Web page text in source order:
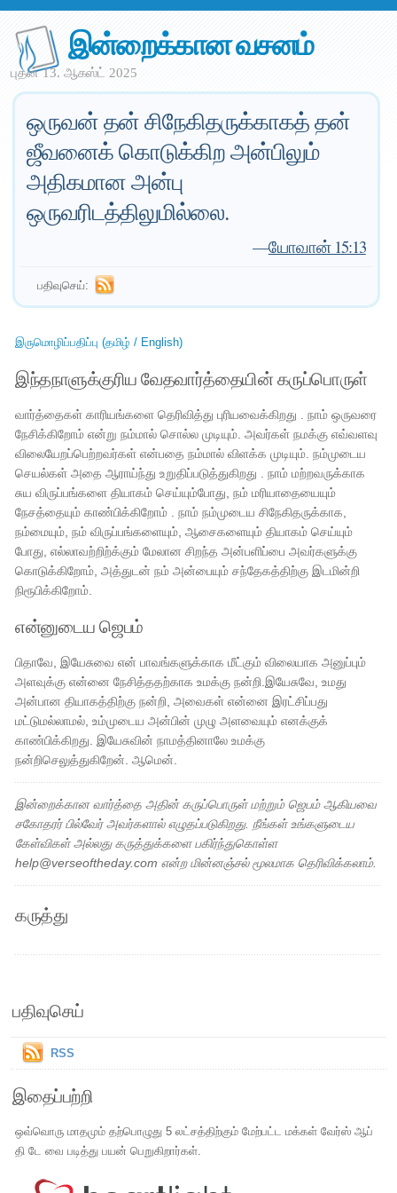
இன்றைக்கான வசனம்
புதன் 13. ஆகஸ்ட் 2025
ஒருவன் தன் சிநேகிதருக்காகத் தன்
ஜீவனைக் கொடுக்கிற அன்பிலும்
அதிகமான அன்பு
ஒருவரிடத்திலுமில்லை.
—யோவான் 15:13
பதிவுசெய்:
இருமொழிப்பதிப்பு (தமிழ் / English)
இந்தநாளுக்குரிய வேதவார்த்தையின் கருப்பொருள்
வார்த்தைகள் காரியங்களை தெரிவித்து புரியவைக்கிறது . நாம் ஒருவரை
நேசிக்கிறோம் என்று நம்மால் சொல்ல முடியும். அவர்கள் நமக்கு எவ்வளவு
விலையேறப்பெற்றவர்கள் என்பதை நம்மால் விளக்க முடியும். நம்முடைய
செயல்கள் அதை ஆராய்ந்து உறுதிப்படுத்துகிறது . நாம் மற்றவருக்காக
சுய விருப்பங்களை தியாகம் செய்யும்போது, ​​நம் மரியாதையையும்
நேசத்தையும் காண்பிக்கிறோம் . நாம் நம்முடைய சிநேகிதருக்காக,
நம்மையும், நம் விருப்பங்களையும், ஆசைகளையும் தியாகம் செய்யும்
போது, எல்லாவற்றிற்க்கும் மேலான சிறந்த அன்பளிப்பை அவர்களுக்கு
கொடுக்கிறோம், அத்துடன் நம் அன்பையும் சந்தேகத்திற்கு இடமின்றி
நிரூபிக்கிறோம்.
என்னுடைய ஜெபம்
பிதாவே, இயேசுவை என் பாவங்களுக்காக மீட்கும் விலையாக அனுப்பும்
அளவுக்கு என்னை நேசித்ததற்காக உமக்கு நன்றி.இயேசுவே, உமது
அன்பான தியாகத்திற்கு நன்றி, அவைகள் என்னை இரட்சிப்பது
மட்டுமல்லாமல், உம்முடைய அன்பின் முழு அளவையும் எனக்குக்
காண்பிக்கிறது. இயேசுவின் நாமத்தினாலே உமக்கு
நன்றிசெலுத்துகிறேன். ஆமென்.
இன்றைக்கான வார்த்தை அதின் கருப்பொருள் மற்றும் ஜெபம் ஆகியவை
சகோதரர் பில்வேர் அவர்களால் எழுதப்படுகிறது. நீங்கள் உங்களுடைய
கேள்விகள் அல்லது கருத்துக்களை பகிர்ந்துகொள்ள
help@verseoftheday.com என்ற மின்னஞ்சல் மூலமாக தெரிவிக்கலாம்.
கருத்து
பதிவுசெய்
RSS
இதைப்பற்றி
ஒவ்வொரு மாதமும் தற்பொழுது 5 லட்சத்திற்கும் மேற்பட்ட மக்கள் வேர்ஸ் ஆப்
தி டே வை படித்து பயன் பெறுகிறார்கள்.